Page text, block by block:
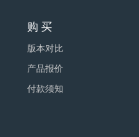
购 买
版本对比
产品报价
付款须知